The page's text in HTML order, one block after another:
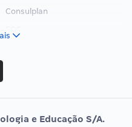
Consulplan
Vunespe Educação S/A.